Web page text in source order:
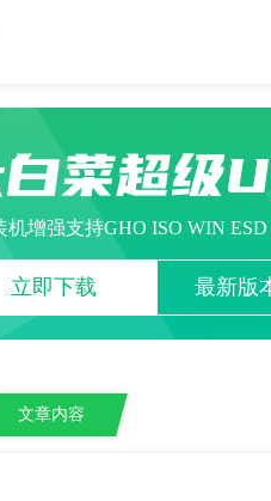
菜超级
机增强支持GHO ISO WIN
立即下载 最新版
文章内容